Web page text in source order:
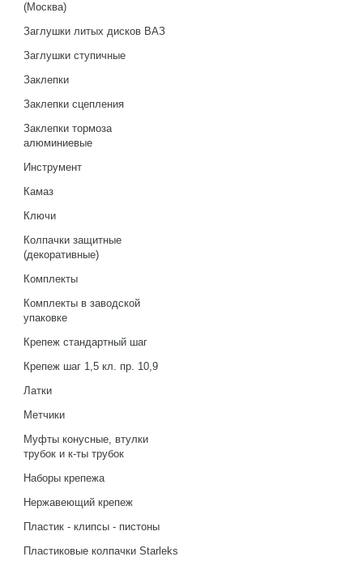
(Москва)
Заглушки литых дисков ВАЗ
Заглушки ступичные
Заклепки
Заклепки сцепления
Заклепки тормоза
алюминиевые
Инструмент
Камаз
Ключи
Колпачки защитные
(декоративные)
Комплекты
Комплекты в заводской
упаковке
Крепеж стандартный шаг
Крепеж шаг 1,5 кл. пр. 10,9
Латки
Метчики
Муфты конусные, втулки
трубок и к-ты трубок
Наборы крепежа
Нержавеющий крепеж
Пластик - клипсы - пистоны
Пластиковые колпачки Starleks